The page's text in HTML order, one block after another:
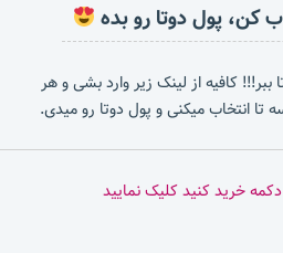
کن، پول دوتا رو بده
ببر!!! کافیه از لینک زیر وارد بشی و هر
تا انتخاب میکنی و پول دوتا رو میدی.
خرید کنید کلیک نمایید